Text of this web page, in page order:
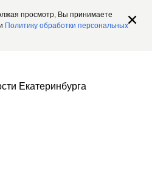
просмотр, Вы принимаете
Политику обработки персональных
Екатеринбурга